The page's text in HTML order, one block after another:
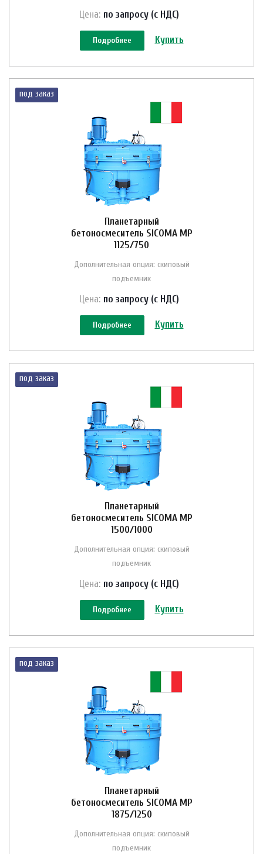
Цена: по запросу (с НДС)
Подробнее Купить
под заказ
Планетарный
бетоносмеситель SICOMA MP
1125/750
Дополнительная опция: скиповый
подъемник
Цена: по запросу (с НДС)
Подробнее Купить
под заказ
Планетарный
бетоносмеситель SICOMA MP
1500/1000
Дополнительная опция: скиповый
подъемник
Цена: по запросу (с НДС)
Подробнее Купить
под заказ
Планетарный
бетоносмеситель SICOMA MP
1875/1250
Дополнительная опция: скиповый
подъемник